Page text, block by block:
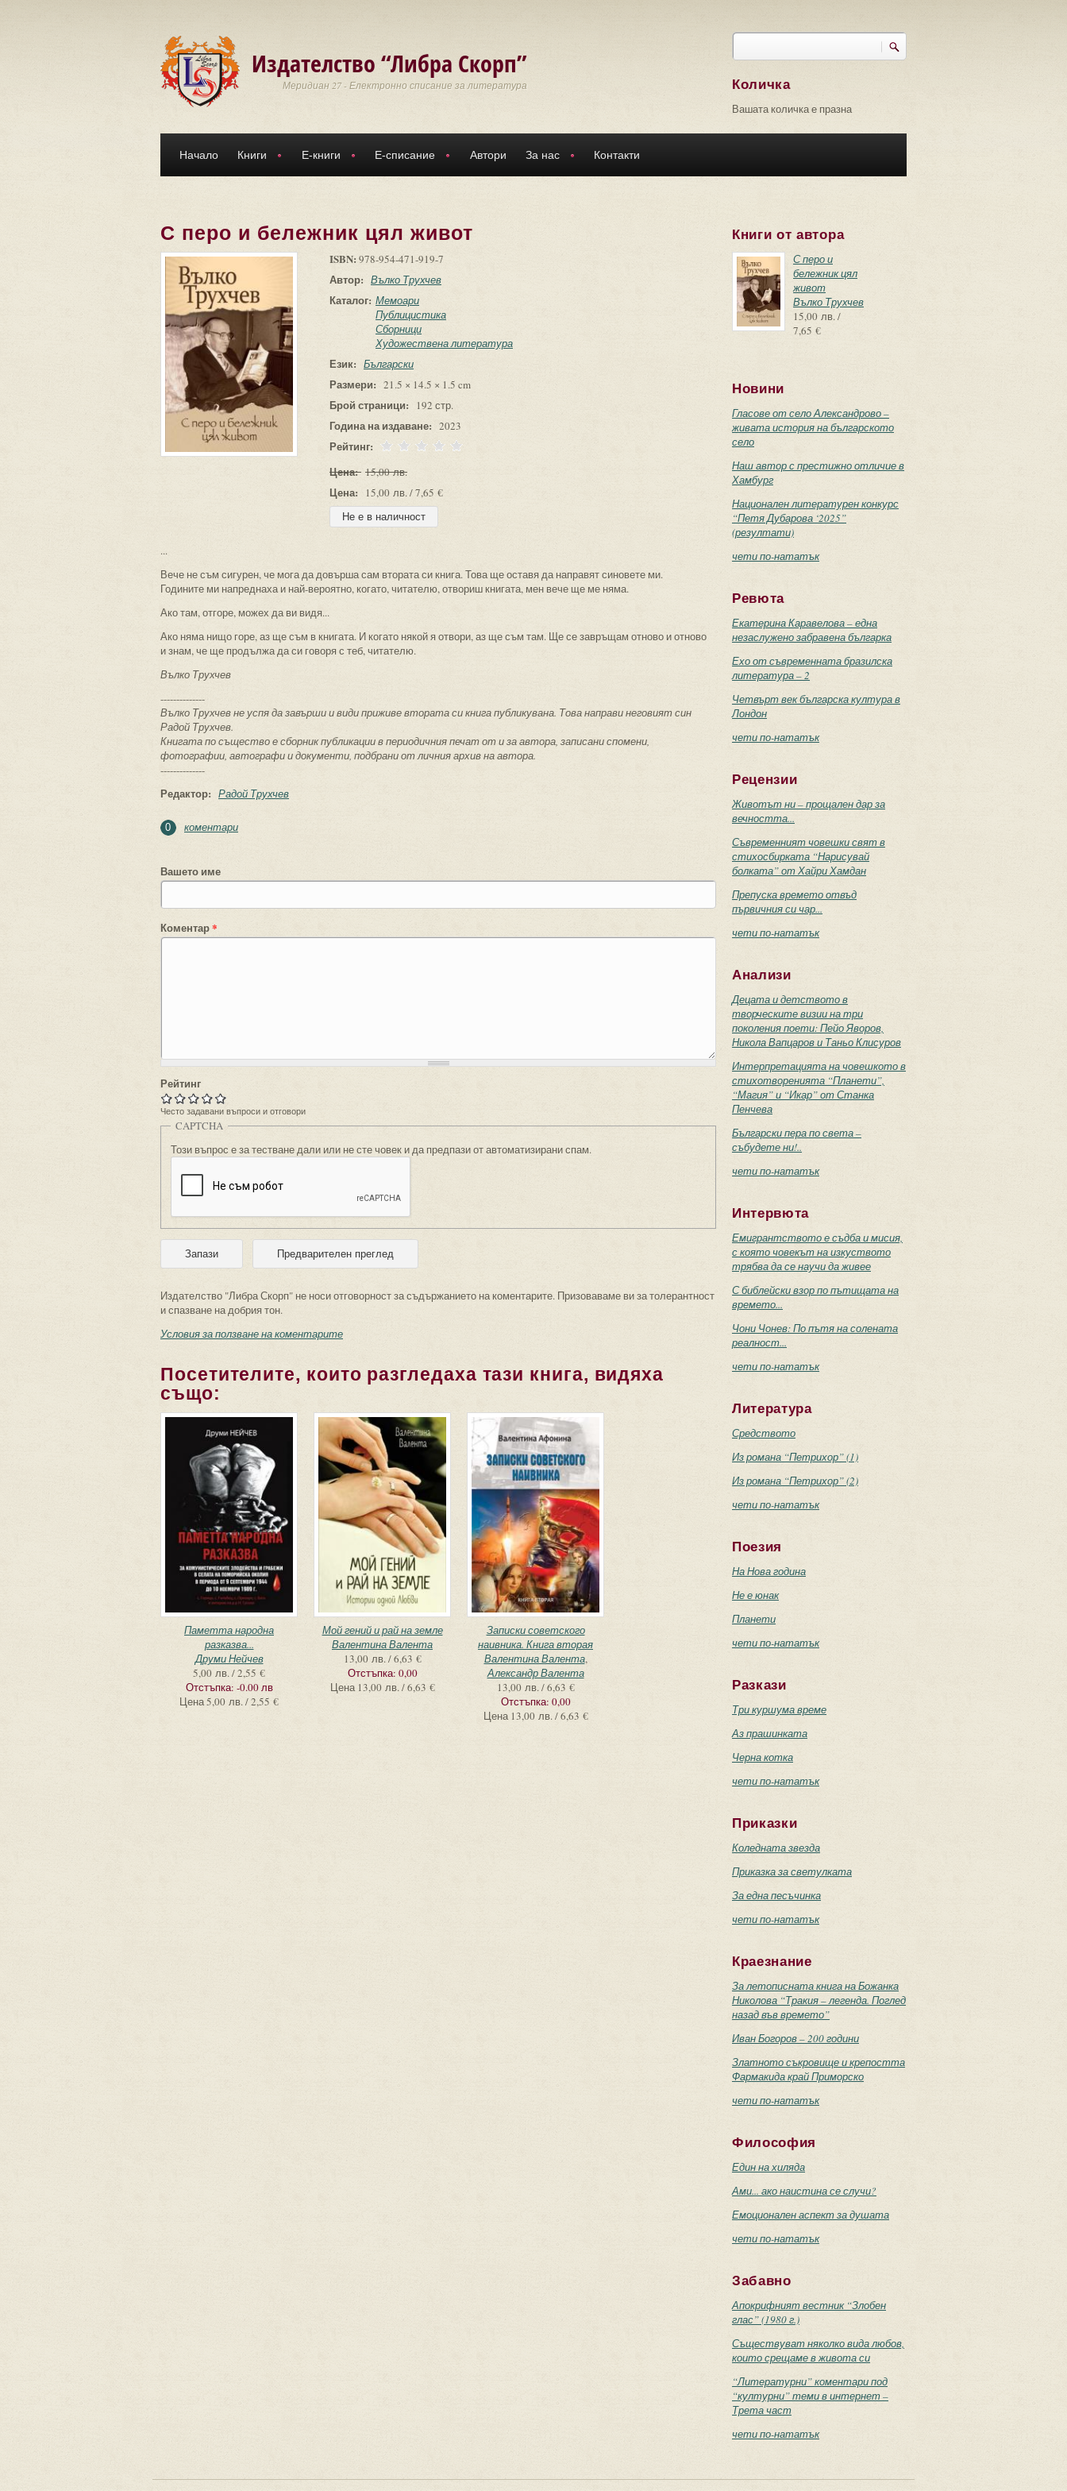
Издателство “Либра Скорп”
Меридиан 27 - Електронно списание за литература
Търси
Количка
Вашата количка е празна
Начало Книги Е-книги Е-списание Автори За нас Контакти
С перо и бележник цял живот
ISBN: 978-954-471-919-7
Автор: Вълко Трухчев
Каталог: Мемоари
Публицистика
Сборници
Художествена литература
Език: Български
Размери: 21.5 × 14.5 × 1.5 cm
Брой страници: 192 стр.
Година на издаване: 2023
Рейтинг:
Цена: 15,00 лв.
Цена: 15,00 лв. / 7,65 €
...
Вече не съм сигурен, че мога да довърша сам втората си книга. Това ще оставя да направят синовете ми.
Годините ми напреднаха и най-вероятно, когато, читателю, отвориш книгата, мен вече ще ме няма.
Ако там, отгоре, можех да ви видя...
Ако няма нищо горе, аз ще съм в книгата. И когато някой я отвори, аз ще съм там. Ще се завръщам отново и отново
и знам, че ще продължа да си говоря с теб, читателю.
Вълко Трухчев
--------------
Вълко Трухчев не успя да завърши и види приживе втората си книга публикувана. Това направи неговият син
Радой Трухчев.
Книгата по същество е сборник публикации в периодичния печат от и за автора, записани спомени,
фотографии, автографи и документи, подбрани от личния архив на автора.
--------------
Редактор: Радой Трухчев
0 коментари
Вашето име
Коментар*
Рейтинг
Често задавани въпроси и отговори
CAPTCHA
Този въпрос е за тестване дали или не сте човек и да предпази от автоматизирани спам.
Издателство "Либра Скорп" не носи отговорност за съдържанието на коментарите. Призоваваме ви за толерантност
и спазване на добрия тон.
Условия за ползване на коментарите
Посетителите, които разгледаха тази книга, видяха
също:
Паметта народна
разказва...
Друми Нейчев
5,00 лв. / 2,55 €
Отстъпка: -0.00 лв
Цена5,00 лв. / 2,55 €
Мой гений и рай на земле
Валентина Валента
13,00 лв. / 6,63 €
Отстъпка: 0,00
Цена 13,00 лв. / 6,63 €
Записки советского
наивника. Книга вторая
Валентина Валента,
Александр Валента
13,00 лв. / 6,63 €
Отстъпка: 0,00
Цена 13,00 лв. / 6,63 €
Книги от автора
С перо и
бележник цял
живот
Вълко Трухчев
15,00 лв. /
7,65 €
Новини
Гласове от село Александрово –
живата история на българското
село
Наш автор с престижно отличие в
Хамбург
Национален литературен конкурс
“Петя Дубарова ‘2025”
(резултати)
чети по-нататък
Ревюта
Екатерина Каравелова – една
незаслужено забравена българка
Ехо от съвременната бразилска
литература – 2
Четвърт век българска култура в
Лондон
чети по-нататък
Рецензии
Животът ни – прощален дар за
вечността...
Съвременният човешки свят в
стихосбирката “Нарисувай
болката” от Хайри Хамдан
Препуска времето отвъд
първичния си чар...
чети по-нататък
Анализи
Децата и детството в
творческите визии на три
поколения поети: Пейо Яворов,
Никола Вапцаров и Таньо Клисуров
Интерпретацията на човешкото в
стихотворенията “Планети”,
“Магия” и “Икар” от Станка
Пенчева
Български пера по света –
събудете ни!..
чети по-нататък
Интервюта
Емигрантството е съдба и мисия,
с която човекът на изкуството
трябва да се научи да живее
С библейски взор по пътищата на
времето...
Чони Чонев: По пътя на солената
реалност...
чети по-нататък
Литература
Средството
Из романа “Петрихор” (1)
Из романа “Петрихор” (2)
чети по-нататък
Поезия
На Нова година
Не е юнак
Планети
чети по-нататък
Разкази
Три куршума време
Аз прашинката
Черна котка
чети по-нататък
Приказки
Коледната звезда
Приказка за светулката
За една песъчинка
чети по-нататък
Краезнание
За летописната книга на Божанка
Николова “Тракия – легенда. Поглед
назад във времето”
Иван Богоров – 200 години
Златното съкровище и крепостта
Фармакида край Приморско
чети по-нататък
Философия
Един на хиляда
Ами... ако наистина се случи?
Емоционален аспект за душата
чети по-нататък
Забавно
Апокрифният вестник “Злобен
глас” (1980 г.)
Съществуват няколко вида любов,
които срещаме в живота си
“Литературни” коментари под
“културни” теми в интернет –
Трета част
чети по-нататък